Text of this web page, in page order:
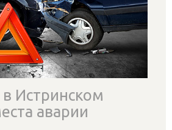
Истринском
аварии